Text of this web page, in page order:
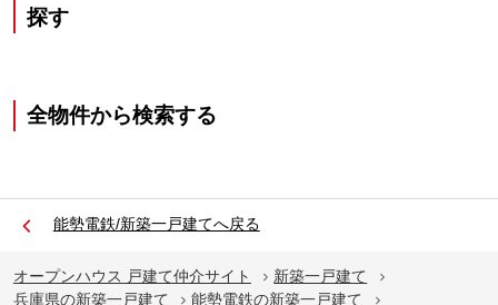
探す
全物件から検索する
能勢電鉄/新築一戸建てへ戻る
オープンハウス 戸建て仲介サイト
新築一戸建て
兵庫県の新築一戸建て
能勢電鉄の新築一戸建て